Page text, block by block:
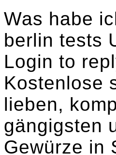
Was habe
berlin tests
Login to
Kostenlose
lieben,
gängigsten
Gewürze in